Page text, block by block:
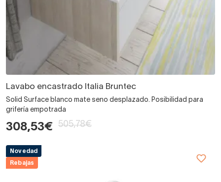
Lavabo encastrado Italia Bruntec
Solid Surface blanco mate seno desplazado. Posibilidad para
grifería empotrada
308,53€ 505,78€
Novedad
Rebajas